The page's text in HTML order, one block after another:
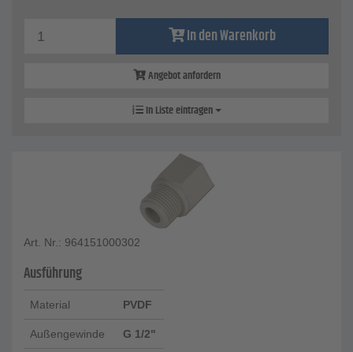
In den Warenkorb
Angebot anfordern
In Liste eintragen
Art. Nr.: 964151000302
Ausführung
Material PVDF
Außengewinde G 1/2"